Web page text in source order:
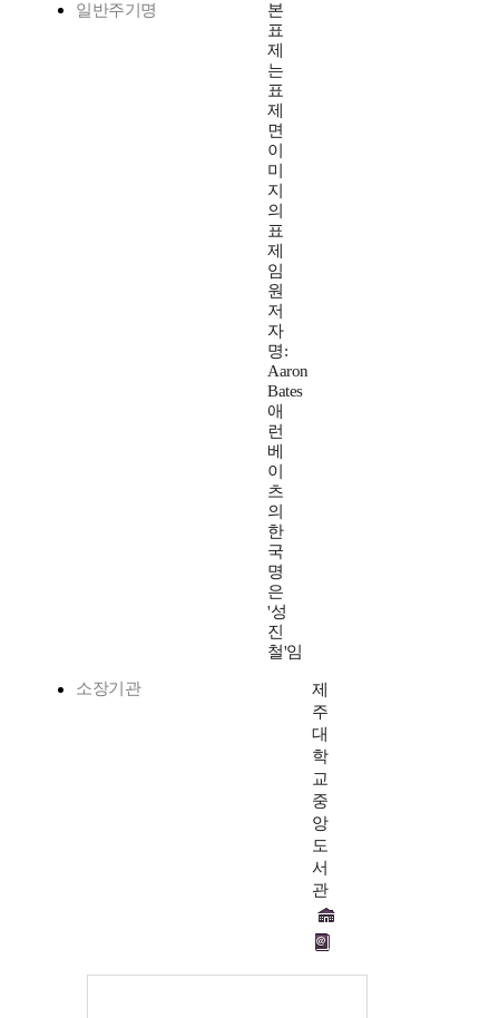
일반주기명
본
표
제
는
표
제
면
이
미
지
의
표
제
임
원
저
자
명:
Aaron
Bates
애
런
베
이
츠
의
한
국
명
은
'성
진
철'임
소장기관
제
주
대
학
교
중
앙
도
서
관